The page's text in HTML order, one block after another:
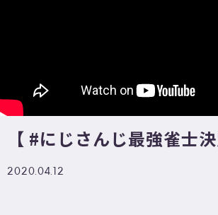
【 #にじさんじ最強雀士
2020.04.12